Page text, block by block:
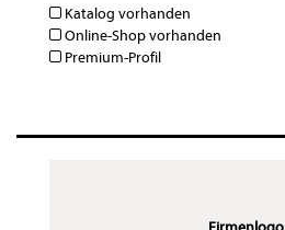
Katalog vorhanden
Online-Shop vorhanden
Premium-Profil